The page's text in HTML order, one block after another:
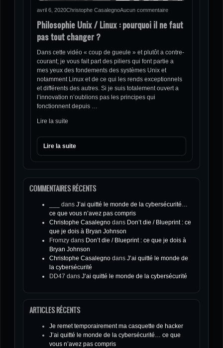
avril 6, 2020Christophe CasalegnoAucun commentaire
Philosophie Unix / Linux : pourquoi il ne faut
pas tout changer ?
Dans cette vidéo « coup de gueule » et plutôt a contre-
courant; je vous fait part des piliers qui font partie a
mes yeux des fondements des systèmes Unix et
notamment Linux et de ce qui les rends exceptionnels
et différents des autres. Si je suis totalement ouvert a
l’innovation n’oublions pas les principes qui
fonctionnent depuis …
Lire la suite
Lire la suite
COMMENTAIRES RÉCENTS
dans J’ai quitté le monde de la cybersécurité…
ce que vous n’avez pas compris
Christophe Casalegno dans Don’t die / Blueprint : ce
que je dois à Bryan Johnson
Fromzy dans Don’t die / Blueprint : ce que je dois à
Bryan Johnson
Christophe Casalegno dans J’ai quitté le monde de
la cybersécurité
DD47 dans J’ai quitté le monde de la cybersécurité
ARTICLES RÉCENTS
Je remet temporairement ma casquette de hacker
J’ai quitté le monde de la cybersécurité… ce que
vous n’avez pas compris